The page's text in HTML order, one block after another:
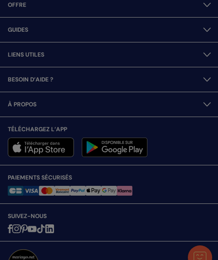
OFFRE
GUIDES
LIENS UTILES
BESOIN D’AIDE ?
À PROPOS
TÉLÉCHARGEZ L’APP
PAIEMENTS SÉCURISÉS
SUIVEZ-NOUS